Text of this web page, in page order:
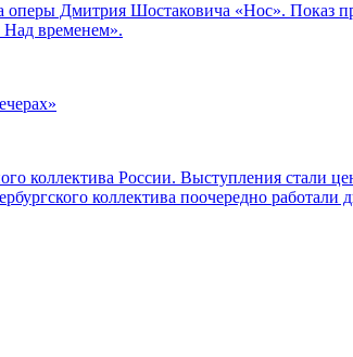
оперы Дмитрия Шостаковича «Нос». Показ
Над временем».
коллектива России. Выступления стали
коллектива поочередно работали